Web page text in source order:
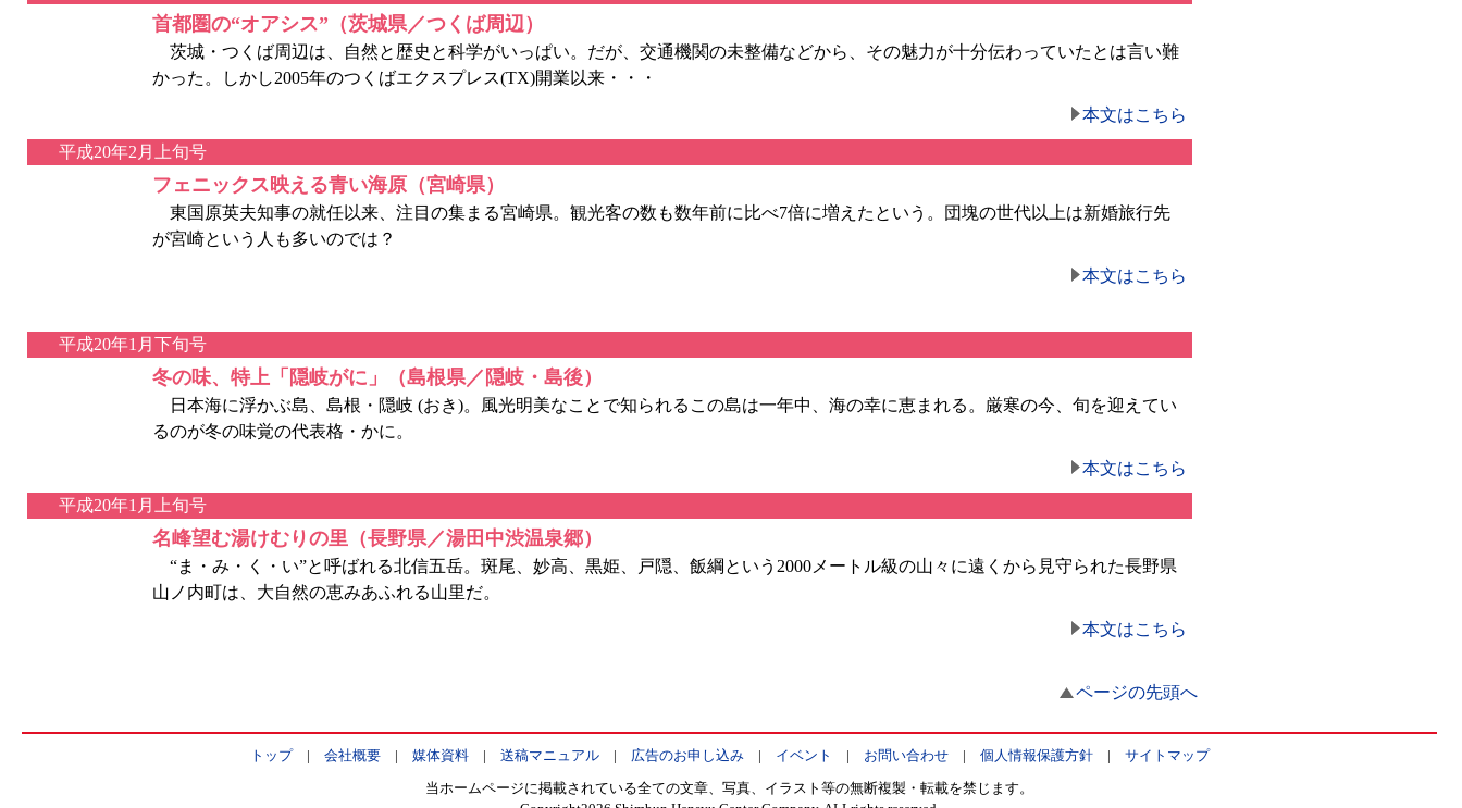
首都圏の“オアシス”（茨城県／つくば周辺）
茨城・つくば周辺は、自然と歴史と科学がいっぱい。だが、交通機関の未整備などから、その魅力が十分伝わっていたとは言い難
かった。しかし2005年のつくばエクスプレス(TX)開業以来・・・
本文はこちら
平成20年2月上旬号
フェニックス映える青い海原（宮崎県）
東国原英夫知事の就任以来、注目の集まる宮崎県。観光客の数も数年前に比べ7倍に増えたという。団塊の世代以上は新婚旅行先
が宮崎という人も多いのでは？
本文はこちら
平成20年1月下旬号
冬の味、特上「隠岐がに」（島根県／隠岐・島後）
日本海に浮かぶ島、島根・隠岐 (おき)。風光明美なことで知られるこの島は一年中、海の幸に恵まれる。厳寒の今、旬を迎えてい
るのが冬の味覚の代表格・かに。
本文はこちら
平成20年1月上旬号
名峰望む湯けむりの里（長野県／湯田中渋温泉郷）
“ま・み・く・い”と呼ばれる北信五岳。斑尾、妙高、黒姫、戸隠、飯綱という2000メートル級の山々に遠くから見守られた長野県
山ノ内町は、大自然の恵みあふれる山里だ。
本文はこちら
ページの先頭へ
トップ| 会社概要| 媒体資料| 送稿マニュアル| 広告のお申し込み| イベント | お問い合わせ| 個人情報保護方針| サイトマップ
当ホームページに掲載されている全ての文章、写真、イラスト等の無断複製・転載を禁じます。